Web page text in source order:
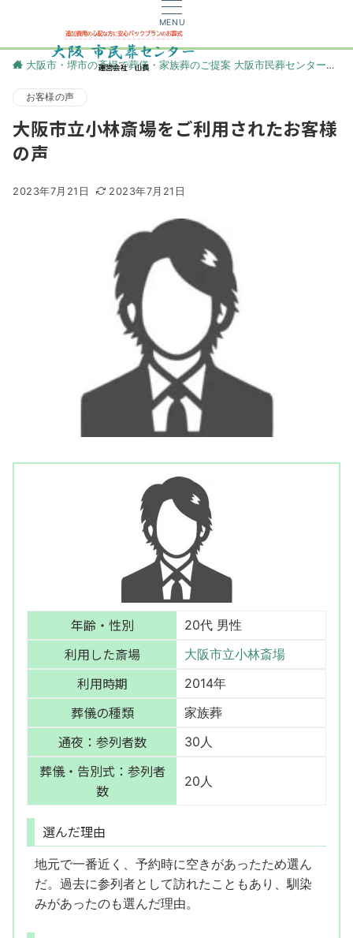
MENU
大阪市・堺市の斎場で葬儀・家族葬のご提案 大阪市民葬センター
お客様の声
大阪市立小林斎場をご利用されたお客様
の声
2023年7月21日 2023年7月21日
年齢・性別 20代 男性
利用した斎場 大阪市立小林斎場
利用時期 2014年
葬儀の種類 家族葬
通夜：参列者数 30人
葬儀・告別式：参列者
数
20人
選んだ理由
地元で一番近く、予約時に空きがあったため選ん
だ。過去に参列者として訪れたこともあり、馴染
みがあったのも選んだ理由。